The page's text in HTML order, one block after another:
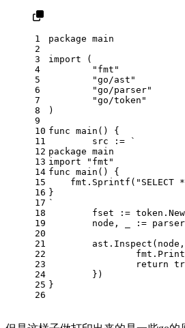
1
2
3
4
5
6
7
8
9
10
11
12
13
14
15
16
17
18
19
20
21
22
23
24
25
26
package main
import (
"fmt"
"go/ast"
"go/parser"
"go/token"
)
func main ()
{
	src :=
`
package main
import "fmt"
func main() {
fmt.Sprintf("SELECT
}
`
fset :=
node, _ :=
	ast.Inspect(node,
return
	})
}